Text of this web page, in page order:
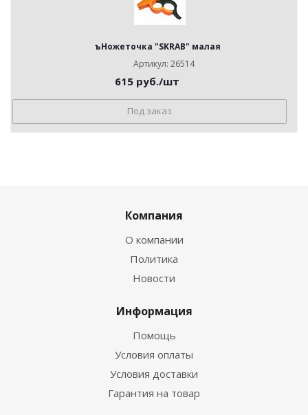
ъНожеточка "SKRAB" малая
Артикул: 26514
615 руб./шт
Под заказ
Компания
О компании
Политика
Новости
Информация
Помощь
Условия оплаты
Условия доставки
Гарантия на товар